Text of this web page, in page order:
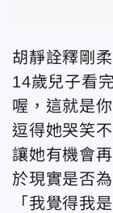
胡靜詮釋剛
14歲兒子看
喔，這就是
逗得她哭笑
讓她有機會
於現實是否
「我覺得我